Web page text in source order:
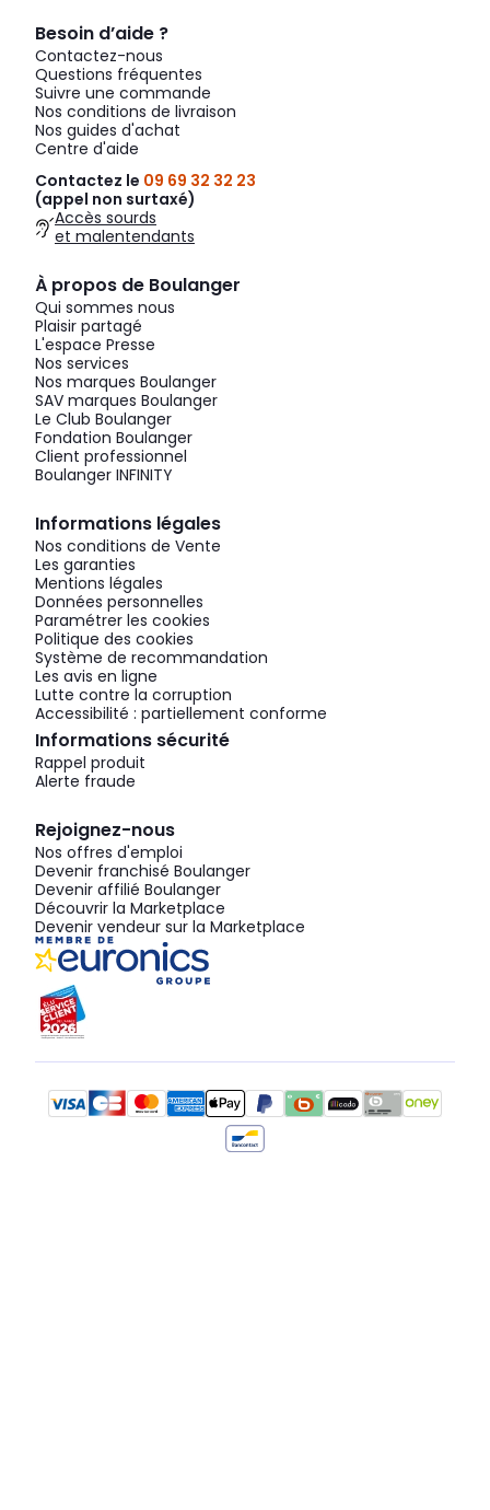
Besoin d’aide ?
Contactez-nous
Questions fréquentes
Suivre une commande
Nos conditions de livraison
Nos guides d'achat
Centre d'aide
Contactez le 09 69 32 32 23
(appel non surtaxé)
Accès sourds
et malentendants
À propos de Boulanger
Qui sommes nous
Plaisir partagé
L'espace Presse
Nos services
Nos marques Boulanger
SAV marques Boulanger
Le Club Boulanger
Fondation Boulanger
Client professionnel
Boulanger INFINITY
Informations légales
Nos conditions de Vente
Les garanties
Mentions légales
Données personnelles
Paramétrer les cookies
Politique des cookies
Système de recommandation
Les avis en ligne
Lutte contre la corruption
Accessibilité : partiellement conforme
Informations sécurité
Rappel produit
Alerte fraude
Rejoignez-nous
Nos offres d'emploi
Devenir franchisé Boulanger
Devenir affilié Boulanger
Découvrir la Marketplace
Devenir vendeur sur la Marketplace